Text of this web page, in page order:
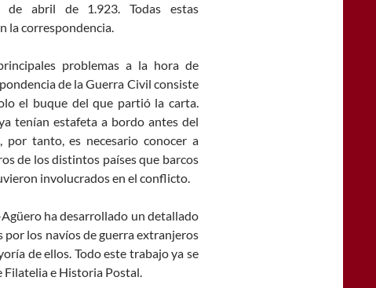
de abril de 1.923. Todas estas
la correspondencia.
problemas a la hora de
de la Guerra Civil consiste
el buque del que partió la carta.
tenían estafeta a bordo antes del
por tanto, es necesario conocer a
de los distintos países que barcos
involucrados en el conflicto.
ha desarrollado un detallado
por los navíos de guerra extranjeros
de ellos. Todo este trabajo ya se
Filatelia e Historia Postal.